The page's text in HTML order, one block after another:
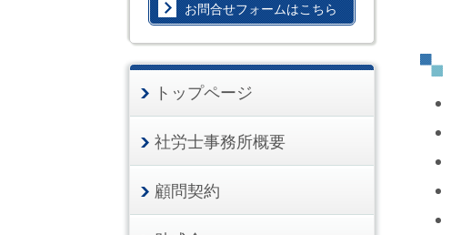
お問合せフォームはこちら
トップページ
社労士事務所概要
顧問契約